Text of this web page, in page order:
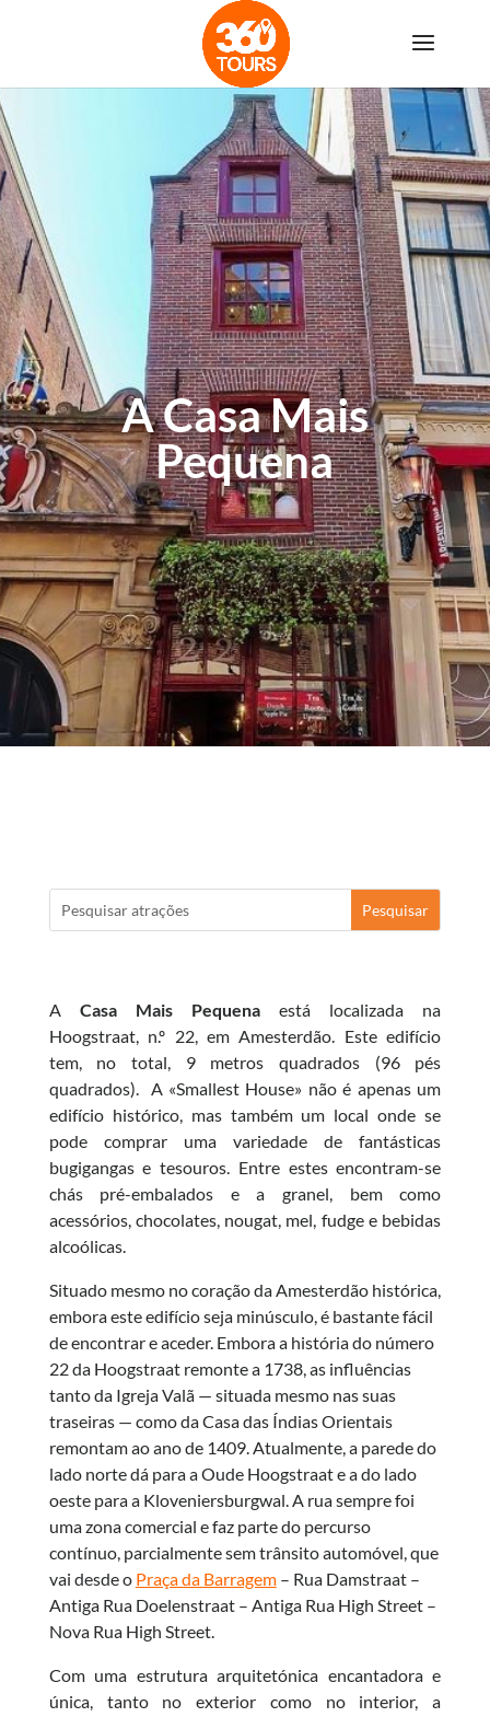
A Casa Mais
Pequena
A Casa Mais Pequenaestá localizada na
Hoogstraat, n.º 22, em Amesterdão. Este edifício
tem, no total, 9 metros quadrados (96 pés
quadrados). A «Smallest House» não é apenas um
edifício histórico, mas também um local onde se
pode comprar uma variedade de fantásticas
bugigangas e tesouros. Entre estes encontram-se
chás pré-embalados e a granel, bem como
acessórios, chocolates, nougat, mel, fudge e bebidas
alcoólicas.
Situado mesmo no coração da Amesterdão histórica,
embora este edifício seja minúsculo, é bastante fácil
de encontrar e aceder. Embora a história do número
22 da Hoogstraat remonte a 1738, as influências
tanto da Igreja Valã — situada mesmo nas suas
traseiras — como da Casa das Índias Orientais
remontam ao ano de 1409. Atualmente, a parede do
lado norte dá para a Oude Hoogstraat e a do lado
oeste para a Kloveniersburgwal. A rua sempre foi
uma zona comercial e faz parte do percurso
contínuo, parcialmente sem trânsito automóvel, que
vai desde o Praça da Barragem – Rua Damstraat –
Antiga Rua Doelenstraat – Antiga Rua High Street –
Nova Rua High Street.
Com uma estrutura arquitetónica encantadora e
única, tanto no exterior como no interior, a